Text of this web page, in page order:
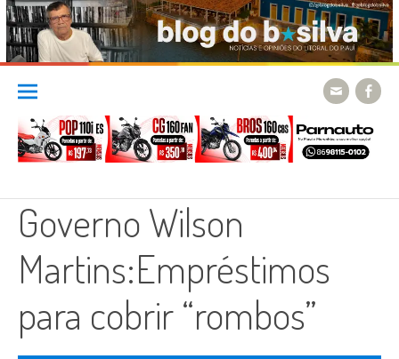
Skip
content
Governo Wilson
Martins:Empréstimos
para cobrir “rombos”